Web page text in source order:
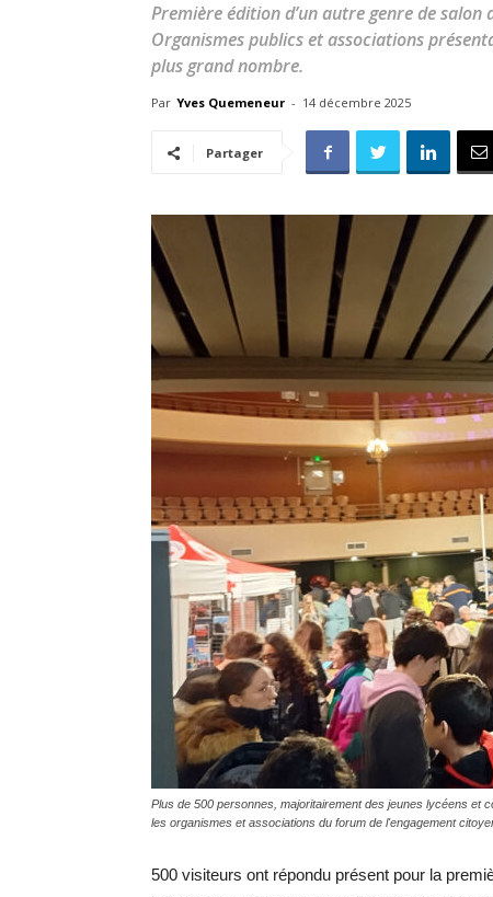
Première édition d’un autre genre de
Organismes publics et associations
plus grand nombre.
Par Yves Quemeneur - 14 décembre 2025
Partager
Plus de 500 personnes, majoritairement des jeunes lycéens et
les organismes et associations du forum de l'engagement
500 visiteurs ont répondu présent pour la